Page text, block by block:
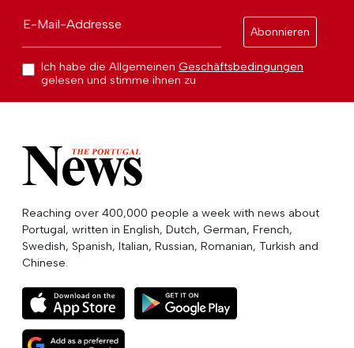
E-Mail-Addresse
Abonnieren
Ich habe die Allgemeinen Geschäftsbedingungen
gelesen und stimme ihnen zu
Reaching over 400,000 people a week with news about
Portugal, written in English, Dutch, German, French,
Swedish, Spanish, Italian, Russian, Romanian, Turkish and
Chinese.